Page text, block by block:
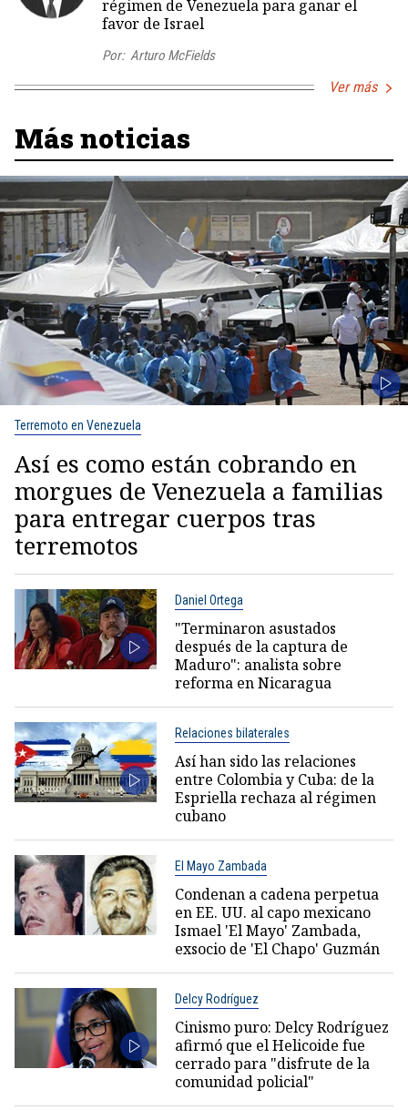
régimen de Venezuela para ganar el
favor de Israel
Por: Arturo McFields
Ver más
Más noticias
Terremoto en Venezuela
Así es como están cobrando en
morgues de Venezuela a familias
para entregar cuerpos tras
terremotos
Daniel Ortega
"Terminaron asustados
después de la captura de
Maduro": analista sobre
reforma en Nicaragua
Relaciones bilaterales
Así han sido las relaciones
entre Colombia y Cuba: de la
Espriella rechaza al régimen
cubano
El Mayo Zambada
Condenan a cadena perpetua
en EE. UU. al capo mexicano
Ismael 'El Mayo' Zambada,
exsocio de 'El Chapo' Guzmán
Delcy Rodríguez
Cinismo puro: Delcy Rodríguez
afirmó que el Helicoide fue
cerrado para "disfrute de la
comunidad policial"